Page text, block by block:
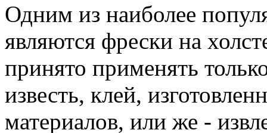
Одним из наиболее
являются фрески на
принято применять
известь, клей,
материалов, или же -